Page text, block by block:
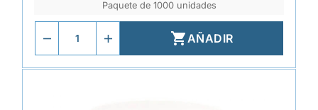
Paquete de 1000 unidades
AÑADIR